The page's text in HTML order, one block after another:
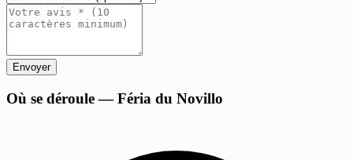
Envoyer
Où se déroule — Féria du Novillo